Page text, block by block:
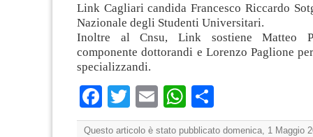
Link Cagliari candida Francesco Riccardo
Nazionale degli Studenti Universitari.
Inoltre al Cnsu, Link sostiene Matteo
componente dottorandi e Lorenzo Paglione
specializzandi.
Facebook
TwitterEmailWhatsApp
Questo articolo è stato pubblicato domenica, 1 Maggio